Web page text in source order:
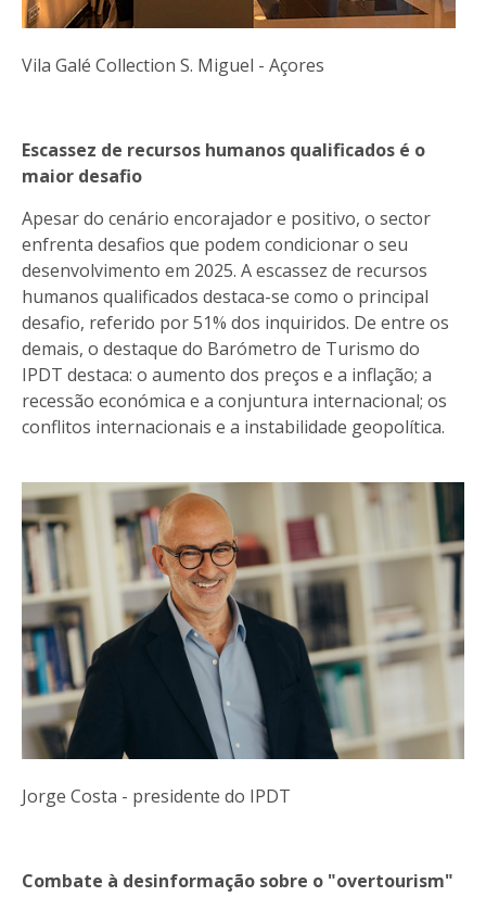
Vila Galé Collection S. Miguel - Açores
Escassez de recursos humanos qualificados é o
maior desafio
Apesar do cenário encorajador e positivo, o sector
enfrenta desafios que podem condicionar o seu
desenvolvimento em 2025. A escassez de recursos
humanos qualificados destaca-se como o principal
desafio, referido por 51% dos inquiridos. De entre os
demais, o destaque do Barómetro de Turismo do
IPDT destaca: o aumento dos preços e a inflação; a
recessão económica e a conjuntura internacional; os
conflitos internacionais e a instabilidade geopolítica.
Jorge Costa - presidente do IPDT
Combate à desinformação sobre o "overtourism"